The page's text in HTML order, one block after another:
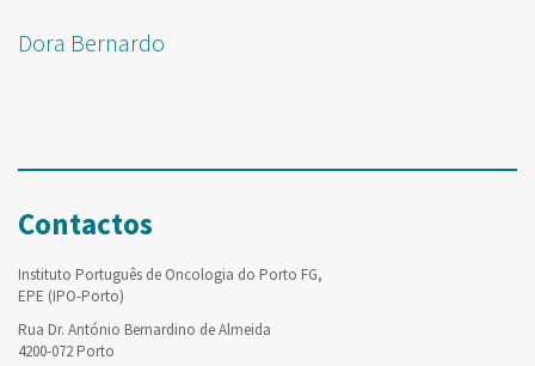
Dora Bernardo
Contactos
Instituto Português de Oncologia do Porto FG,
EPE (IPO-Porto)
Rua Dr. António Bernardino de Almeida
4200-072 Porto